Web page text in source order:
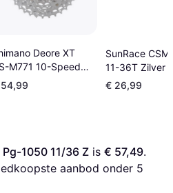
Deore XT
M771 10-Speed
36T
SunRace
11-36T Zilver
€ 26,99
Pg-1050 11/36 Z is € 57,49.
aanbod onder 5